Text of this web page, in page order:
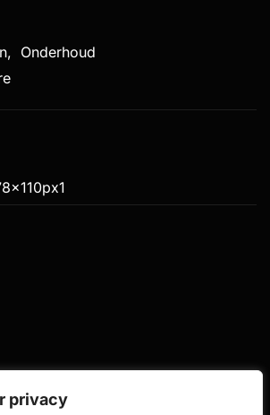
privacy
Onderhoud